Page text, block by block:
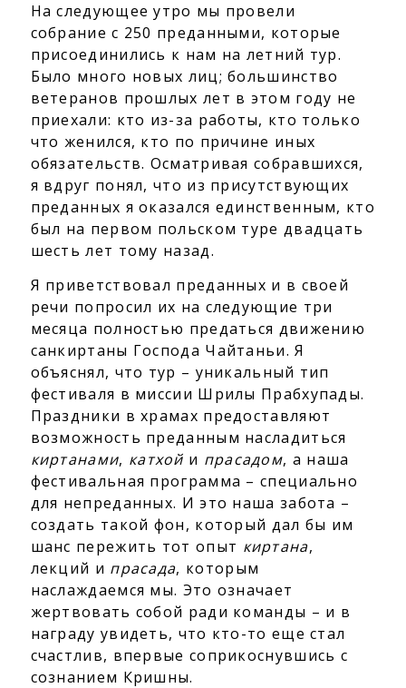
На следующее утро мы провели
собрание с 250 преданными, которые
присоединились к нам на летний тур.
Было много новых лиц; большинство
ветеранов прошлых лет в этом году не
приехали: кто из-за работы, кто только
что женился, кто по причине иных
обязательств. Осматривая собравшихся,
я вдруг понял, что из присутствующих
преданных я оказался единственным, кто
был на первом польском туре двадцать
шесть лет тому назад.
Я приветствовал преданных и в своей
речи попросил их на следующие три
месяца полностью предаться движению
санкиртаны Господа Чайтаньи. Я
объяснял, что тур – уникальный тип
фестиваля в миссии Шрилы Прабхупады.
Праздники в храмах предоставляют
возможность преданным насладиться
киртанами, катхой и прасадом, а наша
фестивальная программа – специально
для непреданных. И это наша забота –
создать такой фон, который дал бы им
шанс пережить тот опыт киртана,
лекций и прасада, которым
наслаждаемся мы. Это означает
жертвовать собой ради команды – и в
награду увидеть, что кто-то еще стал
счастлив, впервые соприкоснувшись с
сознанием Кришны.